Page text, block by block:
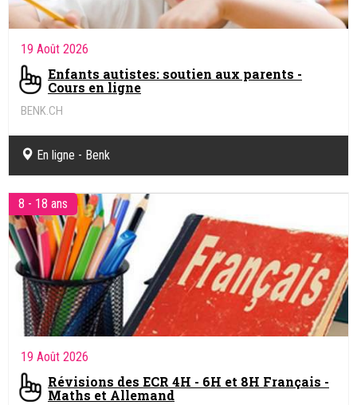
19 Août 2026
Enfants autistes: soutien aux parents -
Cours en ligne
BENK.CH
En ligne - Benk
8 - 18 ans
19 Août 2026
Révisions des ECR 4H - 6H et 8H Français -
Maths et Allemand